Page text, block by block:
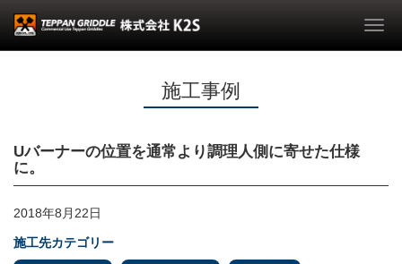
施工事例
Uバーナーの位置を通常より調理人側に寄せた仕様
に。
2018年8月22日
施工先カテゴリー